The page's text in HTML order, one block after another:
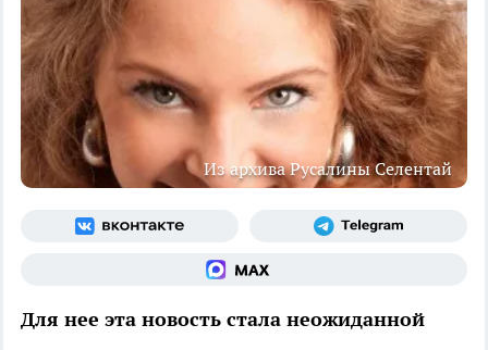
Из архива Русалины Селентай
Для нее эта новость стала неожиданной